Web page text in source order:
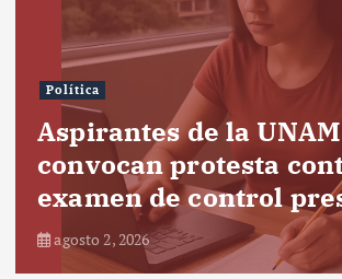
Política
Aspirantes de la UNAM
convocan protesta
examen de control
agosto 2, 2026